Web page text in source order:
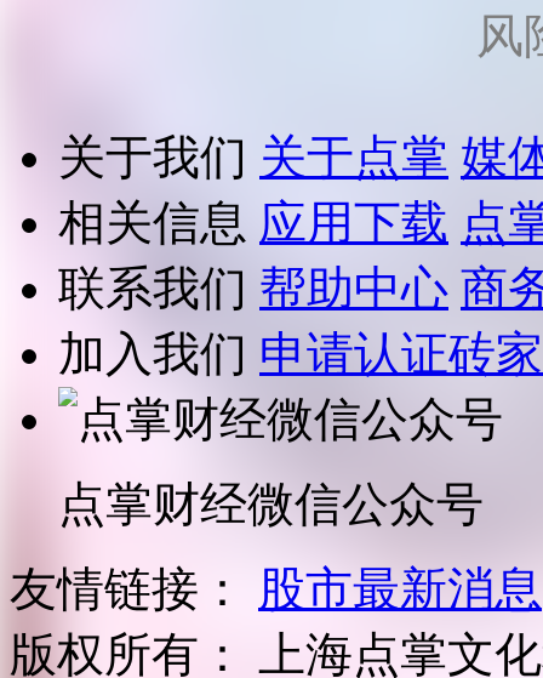
风
关于我们 关于点掌 媒
相关信息 应用下载 点
联系我们 帮助中心 商
加入我们 申请认证砖家
点掌财经微信公众号
友情链接：
股市最新消息
版权所有：
上海点掌文